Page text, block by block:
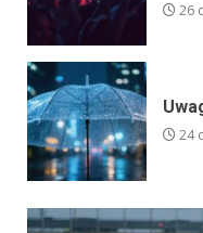
26
24